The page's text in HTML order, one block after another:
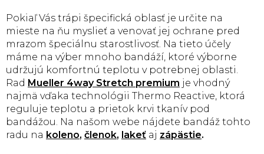
Pokiaľ Vás trápi špecifická oblasť je určite na
mieste na ňu myslieť a venovať jej ochrane pred
mrazom špeciálnu starostlivosť. Na tieto účely
máme na výber mnoho bandáží, ktoré výborne
udržujú komfortnú teplotu v potrebnej oblasti.
Rad Mueller 4way Stretch premium je vhodný
najmä vďaka technológii Thermo Reactive, ktorá
reguluje teplotu a prietok krvi tkanív pod
bandážou. Na našom webe nájdete bandáž tohto
radu na koleno, členok, lakeť aj zápästie.